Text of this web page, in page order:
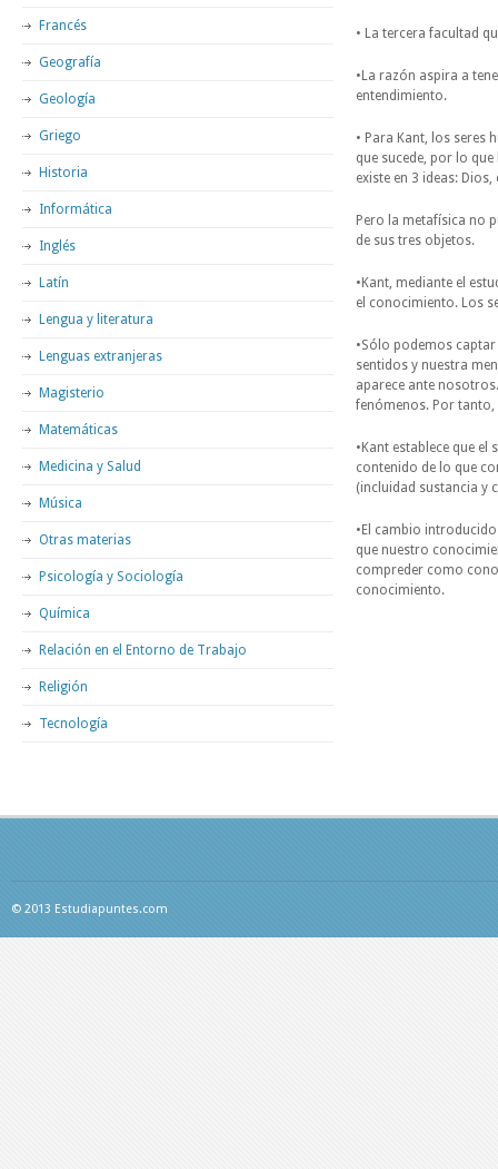
• La tercera facultad
•La razón aspira a
entendimiento.
• Para Kant, los seres
que sucede, por lo
existe en 3 ideas:
Pero la metafísica no
de sus tres objetos.
•Kant, mediante el
el conocimiento. Los
•Sólo podemos
sentidos y nuestra
aparece ante
fenómenos. Por
•Kant establece que
contenido de lo que
(incluidad sustancia y
•El cambio
que nuestro
compreder como
conocimiento.
Francés
Geografía
Geología
Griego
Historia
Informática
Inglés
Latín
Lengua y literatura
Lenguas extranjeras
Magisterio
Matemáticas
Medicina y Salud
Música
Otras materias
Psicología y Sociología
Química
Relación en el Entorno de Trabajo
Religión
Tecnología
© 2013 Estudiapuntes.com